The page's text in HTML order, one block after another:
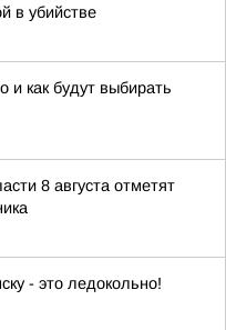
в убийстве
и как будут выбирать
8 августа отметят
- это ледокольно!